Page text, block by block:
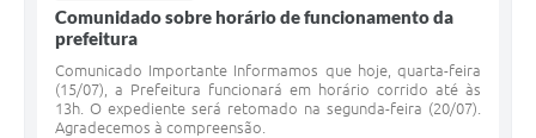
Comunidado sobre horário de funcionamento da
prefeitura
Comunicado Importante Informamos que hoje, quarta-feira
(15/07), a Prefeitura funcionará em horário corrido até às
13h. O expediente será retomado na segunda-feira (20/07).
Agradecemos à compreensão.